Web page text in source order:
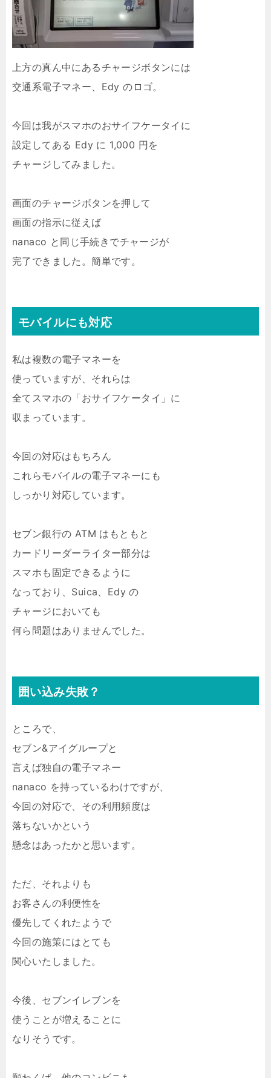
上方の真ん中にあるチャージボタンには
交通系電子マネー、Edy のロゴ。
今回は我がスマホのおサイフケータイに
設定してある Edy に 1,000 円を
チャージしてみました。
画面のチャージボタンを押して
画面の指示に従えば
nanaco と同じ手続きでチャージが
完了できました。簡単です。
モバイルにも対応
私は複数の電子マネーを
使っていますが、それらは
全てスマホの「おサイフケータイ」に
収まっています。
今回の対応はもちろん
これらモバイルの電子マネーにも
しっかり対応しています。
セブン銀行の ATM はもともと
カードリーダーライター部分は
スマホも固定できるように
なっており、Suica、Edy の
チャージにおいても
何ら問題はありませんでした。
囲い込み失敗？
ところで、
セブン&アイグループと
言えば独自の電子マネー
nanaco を持っているわけですが、
今回の対応で、その利用頻度は
落ちないかという
懸念はあったかと思います。
ただ、それよりも
お客さんの利便性を
優先してくれたようで
今回の施策にはとても
関心いたしました。
今後、セブンイレブンを
使うことが増えることに
なりそうです。